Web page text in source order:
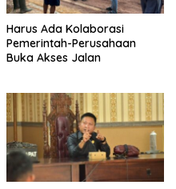
Harus Ada Kolaborasi
Pemerintah-Perusahaan
Buka Akses Jalan